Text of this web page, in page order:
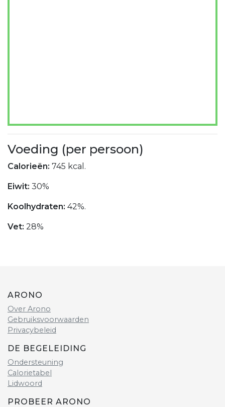
Voeding (per persoon)
Calorieën: 745 kcal.
Eiwit: 30%
Koolhydraten: 42%.
Vet: 28%
ARONO
Over Arono
Gebruiksvoorwaarden
Privacybeleid
DE BEGELEIDING
Ondersteuning
Calorietabel
Lidwoord
PROBEER ARONO